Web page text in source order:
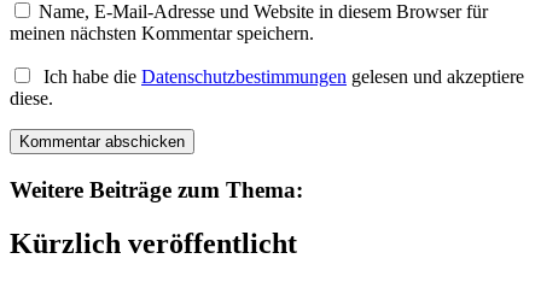
Name, E-Mail-Adresse und Website in diesem Browser für
meinen nächsten Kommentar speichern.
Ich habe die Datenschutzbestimmungen gelesen und akzeptiere
diese.
Weitere Beiträge zum Thema:
Kürzlich veröffentlicht